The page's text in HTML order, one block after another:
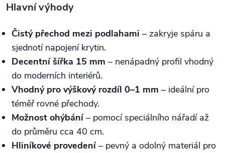
Hlavní výhody
Čistý přechod mezi podlahami – zakryje spáru a
sjednotí napojení krytin.
Decentní šířka 15 mm – nenápadný profil vhodný
do moderních interiérů.
Vhodný pro výškový rozdíl 0–1 mm – ideální pro
téměř rovné přechody.
Možnost ohýbání– pomocí speciálního nářadí až
do průměru cca 40 cm.
Hliníkové provedení– pevný a odolný materiál pro